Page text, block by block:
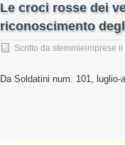
Le croci rosse dei
riconoscimento
Scritto da stemmieimprese il
Da Soldatini num. 101, luglio-